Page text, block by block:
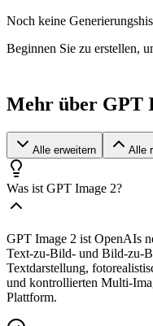
Noch keine
Beginnen Sie zu erstellen,
Mehr über GPT
Alle erweitern Alle
Was ist GPT Image 2?
GPT Image 2 ist OpenAIs
Text-zu-Bild- und Bild-zu-
Textdarstellung,
und kontrollierten Multi-
Plattform.